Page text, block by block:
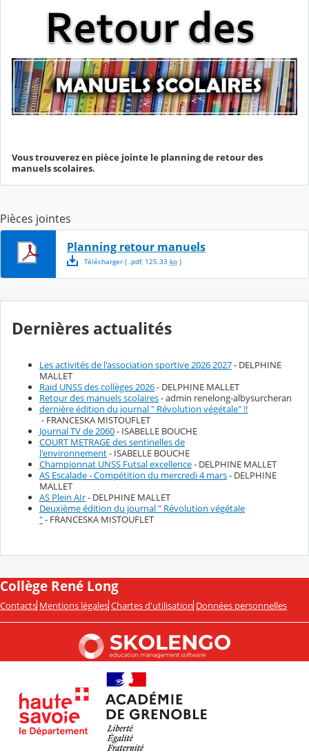
Vous trouverez en pièce jointe le planning de retour des
manuels scolaires.
Pièces jointes
Planning retour manuels
Télécharger( .pdf, 125.33 ko)
Dernières actualités
Les activités de l'association sportive 2026 2027- DELPHINE
MALLET
Raid UNSS des collèges 2026- DELPHINE MALLET
Retour des manuels scolaires- admin renelong-albysurcheran
dernière édition du journal " Révolution végétale" !!
- FRANCESKA MISTOUFLET
Journal TV de 2060- ISABELLE BOUCHE
COURT METRAGE des sentinelles de
l'environnement- ISABELLE BOUCHE
Championnat UNSS Futsal excellence- DELPHINE MALLET
AS Escalade - Compétition du mercredi 4 mars- DELPHINE
MALLET
AS Plein AIr- DELPHINE MALLET
Deuxième édition du journal " Révolution végétale
"- FRANCESKA MISTOUFLET
Collège René Long
Contacts Mentions légales Chartes d'utilisation Données personnelles